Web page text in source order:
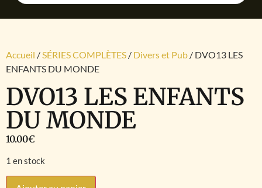
Accueil /SÉRIES COMPLÈTES / Divers et Pub / DVO13 LES
ENFANTS DU MONDE
DVO13 LES ENFANTS
DU MONDE
10.00€
1 en stock